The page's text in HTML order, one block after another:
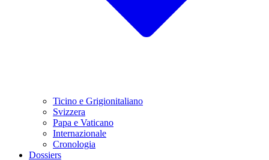
Ticino e Grigionitaliano
Svizzera
Papa e Vaticano
Internazionale
Cronologia
Dossiers